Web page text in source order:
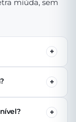
miúda, sem
(SCD)
em crédito
de perfil
via PIX em até
exige penhor
é baseada no
de